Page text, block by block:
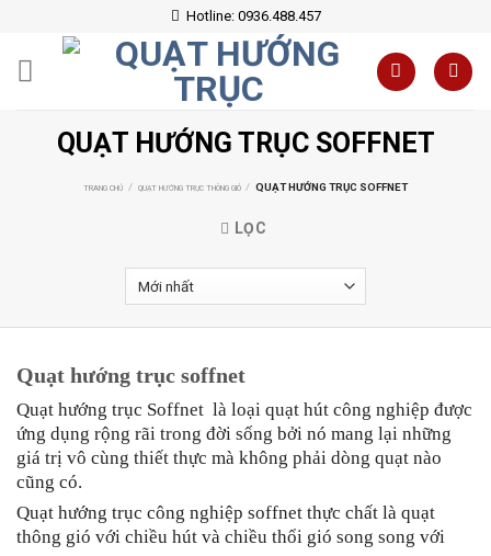
content
Hotline: 0936.488.457
QUẠT HƯỚNG TRỤC SOFFNET
TRANG CHỦ / QUẠT HƯỚNG TRỤC THÔNG GIÓ / QUẠT HƯỚNG TRỤC SOFFNET
LỌC
Quạt hướng trục soffnet
Quạt hướng trục Soffnet là loại quạt hút công nghiệp được
ứng dụng rộng rãi trong đời sống bởi nó mang lại những
giá trị vô cùng thiết thực mà không phải dòng quạt nào
cũng có.
Quạt hướng trục công nghiệp soffnet thực chất là quạt
thông gió với chiều hút và chiều thổi gió song song với